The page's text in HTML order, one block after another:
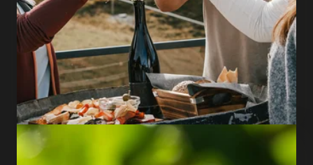
GO TO OVERVIEW
Give the gift of a variety of experiences